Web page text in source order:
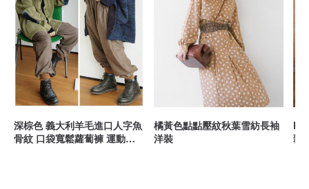
深棕色 義大利羊毛進口人字魚
骨紋 口袋寬鬆蘿蔔褲 運動休
橘黃色點點壓紋秋葉雪紡長袖
洋裝
雜